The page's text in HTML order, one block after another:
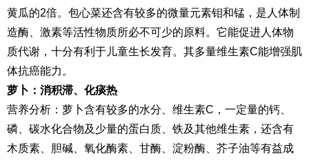
黄瓜的2倍。包心菜还含有较多的微量元素钼和锰，是人体制
造酶、激素等活性物质所必不可少的原料。它能促进人体物
质代谢，十分有利于儿童生长发育。其多量维生素C能增强肌
体抗癌能力。
萝卜：消积滞、化痰热
营养分析：萝卜含有较多的水分、维生素C，一定量的钙、
磷、碳水化合物及少量的蛋白质、铁及其他维生素，还含有
木质素、胆碱、氧化酶素、甘酶、淀粉酶、芥子油等有益成